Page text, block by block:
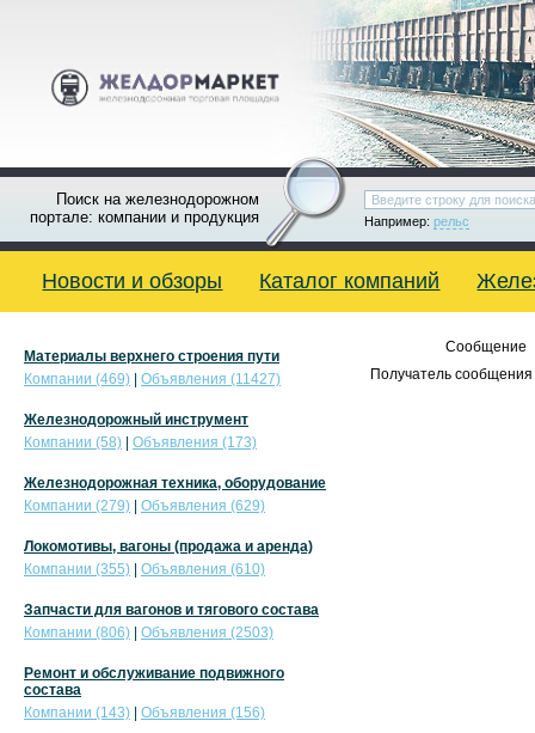
Поиск на железнодорожном
портале: компании и продукция
Например: рельс
Новости и обзоры Каталог компаний
Сообщение
Получатель сообщения
Материалы верхнего строения пути
Компании (469)
Объявления (11427)
Железнодорожный инструмент
Компании (58)
Объявления (173)
Железнодорожная техника, оборудование
Компании (279)
Объявления (629)
Локомотивы, вагоны (продажа и аренда)
Компании (355)
Объявления (610)
Запчасти для вагонов и тягового состава
Компании (806)
Объявления (2503)
Ремонт и обслуживание подвижного
состава
Компании (143)
Объявления (156)